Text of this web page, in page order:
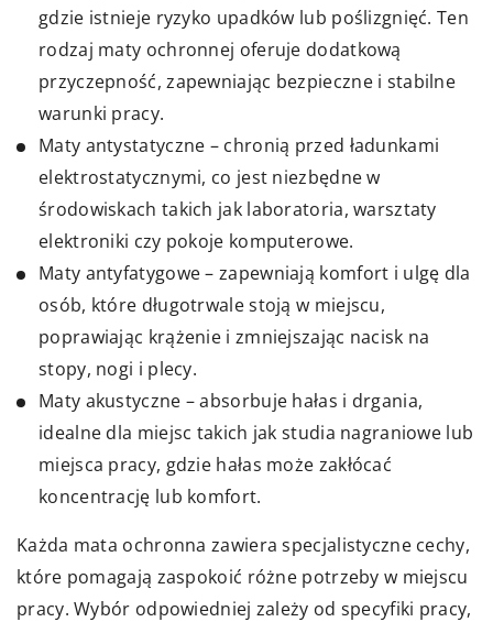
gdzie istnieje ryzyko upadków lub poślizgnięć. Ten
rodzaj maty ochronnej oferuje dodatkową
przyczepność, zapewniając bezpieczne i stabilne
warunki pracy.
Maty antystatyczne – chronią przed ładunkami
elektrostatycznymi, co jest niezbędne w
środowiskach takich jak laboratoria, warsztaty
elektroniki czy pokoje komputerowe.
Maty antyfatygowe – zapewniają komfort i ulgę dla
osób, które długotrwale stoją w miejscu,
poprawiając krążenie i zmniejszając nacisk na
stopy, nogi i plecy.
Maty akustyczne – absorbuje hałas i drgania,
idealne dla miejsc takich jak studia nagraniowe lub
miejsca pracy, gdzie hałas może zakłócać
koncentrację lub komfort.
Każda mata ochronna zawiera specjalistyczne cechy,
które pomagają zaspokoić różne potrzeby w miejscu
pracy. Wybór odpowiedniej zależy od specyfiki pracy,